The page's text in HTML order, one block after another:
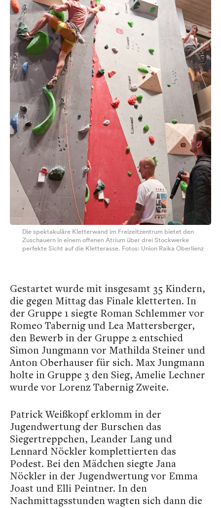
Die spektakuläre Kletterwand im Freizeitzentrum bietet den
Zuschauern in einem offenen Atrium über drei Stockwerke
perfekte Sicht auf die Kletterasse. Fotos: Union Raika Oberlienz
Gestartet wurde mit insgesamt 35 Kindern,
die gegen Mittag das Finale kletterten. In
der Gruppe 1 siegte Roman Schlemmer vor
Romeo Tabernig und Lea Mattersberger,
den Bewerb in der Gruppe 2 entschied
Simon Jungmann vor Mathilda Steiner und
Anton Oberhauser für sich. Max Jungmann
holte in Gruppe 3 den Sieg, Amelie Lechner
wurde vor Lorenz Tabernig Zweite.
Patrick Weißkopf erklomm in der
Jugendwertung der Burschen das
Siegertreppchen, Leander Lang und
Lennard Nöckler komplettierten das
Podest. Bei den Mädchen siegte Jana
Nöckler in der Jugendwertung vor Emma
Joast und Elli Peintner. In den
Nachmittagsstunden wagten sich dann die